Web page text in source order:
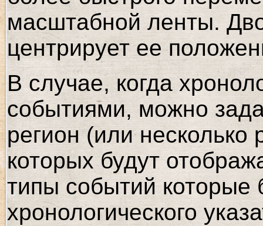
масштабной ленты.
центрирует ее
В случае, когда
событиями, можно
регион (или
которых будут
типы событий которые
хронологического